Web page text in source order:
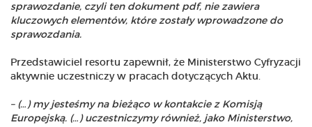
sprawozdanie, czyli ten dokument pdf, nie zawiera
kluczowych elementów, które zostały wprowadzone do
sprawozdania.
Przedstawiciel resortu zapewnił, że Ministerstwo Cyfryzacji
aktywnie uczestniczy w pracach dotyczących Aktu.
– (…) my jesteśmy na bieżąco w kontakcie z Komisją
Europejską. (…) uczestniczymy również, jako Ministerstwo,